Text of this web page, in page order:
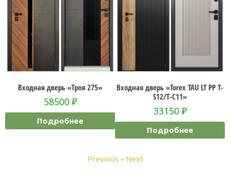
«Троя 275»
Входная дверь «Torex TAU LT PP T-
33150
Подробнее
Входная дверь
Previous - Next